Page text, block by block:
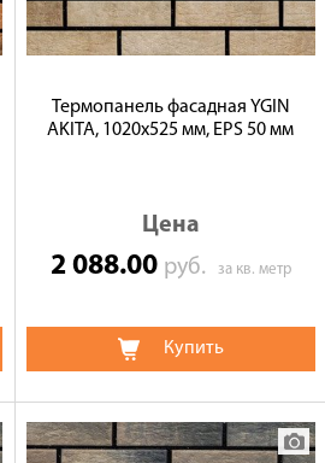
Термопанель фасадная YGIN
AKITA, 1020х525 мм, EPS 50 мм
Цена
2 088.00 руб. за кв. метр
Купить